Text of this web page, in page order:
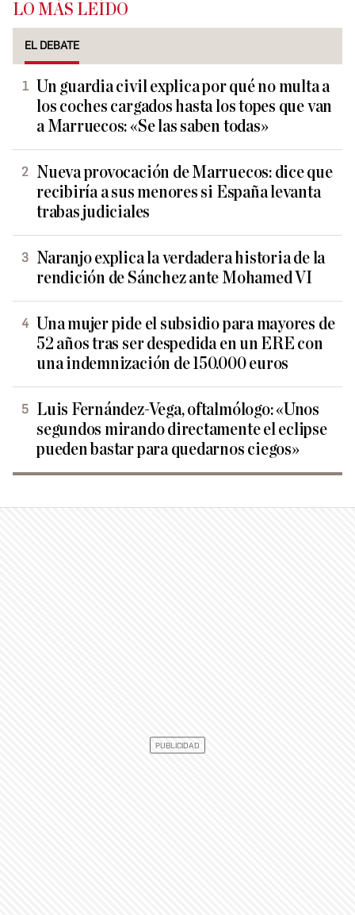
LO MÁS LEÍDO
EL DEBATE
Un guardia civil explica por qué no multa a
los coches cargados hasta los topes que van
a Marruecos: «Se las saben todas»
Nueva provocación de Marruecos: dice que
recibiría a sus menores si España levanta
trabas judiciales
Naranjo explica la verdadera historia de la
rendición de Sánchez ante Mohamed VI
Una mujer pide el subsidio para mayores de
52 años tras ser despedida en un ERE con
una indemnización de 150.000 euros
Luis Fernández-Vega, oftalmólogo: «Unos
segundos mirando directamente el eclipse
pueden bastar para quedarnos ciegos»